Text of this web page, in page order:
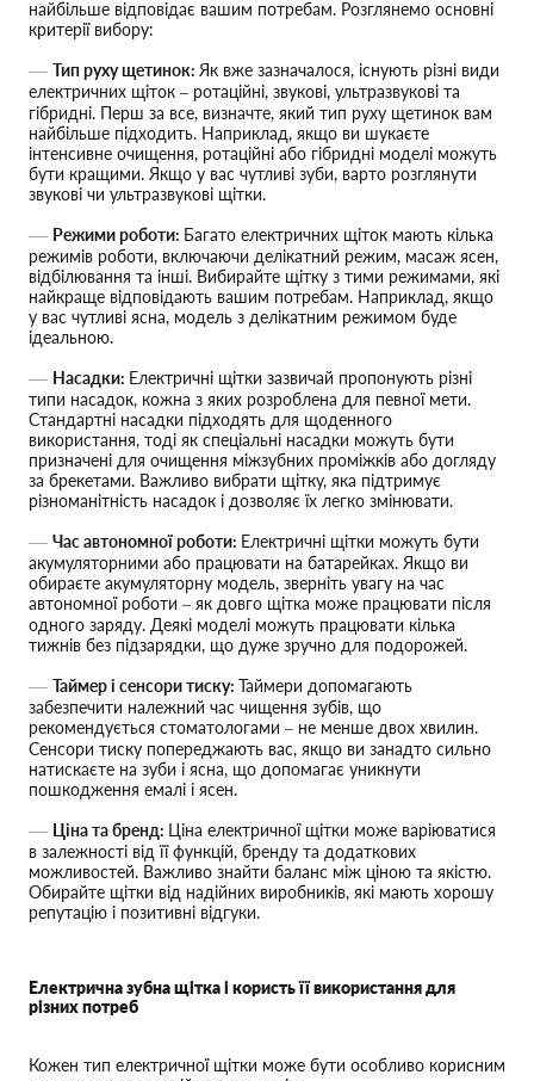
найбільше відповідає вашим потребам. Розглянемо основні
критерії вибору:
Тип руху щетинок: Як вже зазначалося, існують різні види
електричних щіток – ротаційні, звукові, ультразвукові та
гібридні. Перш за все, визначте, який тип руху щетинок вам
найбільше підходить. Наприклад, якщо ви шукаєте
інтенсивне очищення, ротаційні або гібридні моделі можуть
бути кращими. Якщо у вас чутливі зуби, варто розглянути
звукові чи ультразвукові щітки.
Режими роботи: Багато електричних щіток мають кілька
режимів роботи, включаючи делікатний режим, масаж ясен,
відбілювання та інші. Вибирайте щітку з тими режимами, які
найкраще відповідають вашим потребам. Наприклад, якщо
у вас чутливі ясна, модель з делікатним режимом буде
ідеальною.
Насадки: Електричні щітки зазвичай пропонують різні
типи насадок, кожна з яких розроблена для певної мети.
Стандартні насадки підходять для щоденного
використання, тоді як спеціальні насадки можуть бути
призначені для очищення міжзубних проміжків або догляду
за брекетами. Важливо вибрати щітку, яка підтримує
різноманітність насадок і дозволяє їх легко змінювати.
Час автономної роботи: Електричні щітки можуть бути
акумуляторними або працювати на батарейках. Якщо ви
обираєте акумуляторну модель, зверніть увагу на час
автономної роботи – як довго щітка може працювати після
одного заряду. Деякі моделі можуть працювати кілька
тижнів без підзарядки, що дуже зручно для подорожей.
Таймер і сенсори тиску: Таймери допомагають
забезпечити належний час чищення зубів, що
рекомендується стоматологами – не менше двох хвилин.
Сенсори тиску попереджають вас, якщо ви занадто сильно
натискаєте на зуби і ясна, що допомагає уникнути
пошкодження емалі і ясен.
Ціна та бренд: Ціна електричної щітки може варіюватися
в залежності від її функцій, бренду та додаткових
можливостей. Важливо знайти баланс між ціною та якістю.
Обирайте щітки від надійних виробників, які мають хорошу
репутацію і позитивні відгуки.
Електрична зубна щітка і користь її використання для
різних потреб
Кожен тип електричної щітки може бути особливо корисним